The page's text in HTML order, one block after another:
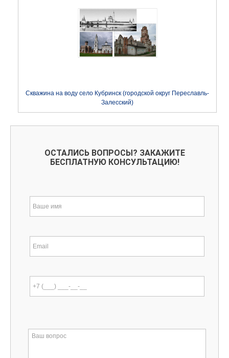
Скважина на воду село Кубринск (городской округ Переславль-
Залесский)
ОСТАЛИСЬ ВОПРОСЫ? ЗАКАЖИТЕ
БЕСПЛАТНУЮ КОНСУЛЬТАЦИЮ!